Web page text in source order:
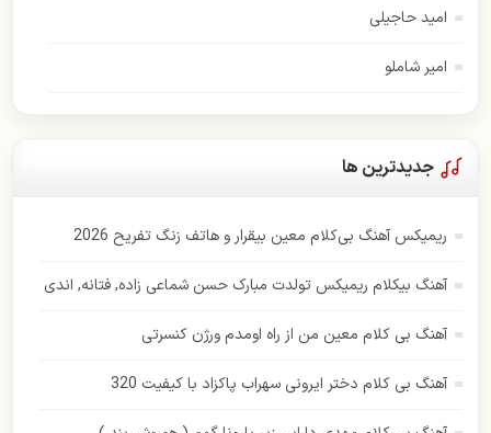
امید حاجیلی
امیر شاملو
امیر عباس گلاب
جدیدترین ها
ریمیکس آهنگ بی‌کلام معین بیقرار و هاتف زنگ تفریح 2026
آهنگ بیکلام ریمیکس تولدت مبارک حسن شماعی زاده, فتانه, اندی
آهنگ بی کلام معین من از راه اومدم ورژن کنسرتی
آهنگ بی کلام دختر ایرونی سهراب پاکزاد با کیفیت 320